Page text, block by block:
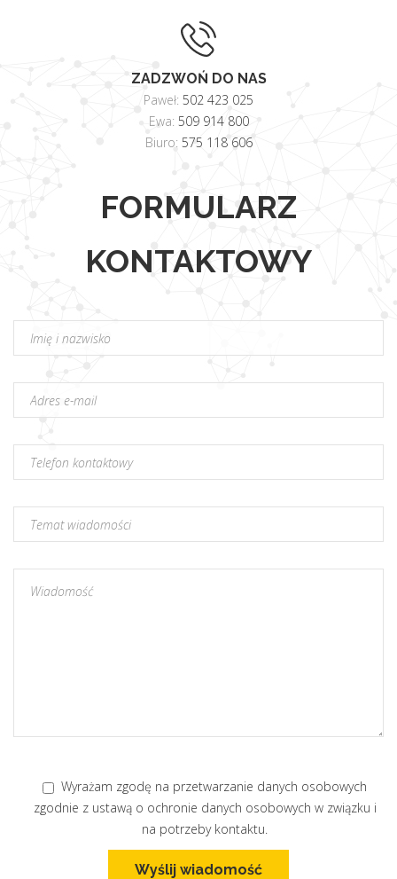
ZADZWOŃ DO NAS
Paweł: 502 423 025
Ewa: 509 914 800
Biuro: 575 118 606
FORMULARZ
KONTAKTOWY
Wyrażam zgodę na przetwarzanie danych osobowych
zgodnie z ustawą o ochronie danych osobowych w związku i
na potrzeby kontaktu.
Wyślij wiadomość